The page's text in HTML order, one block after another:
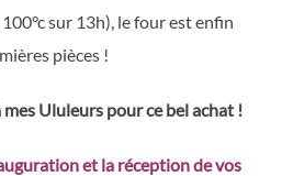
sur 13h), le four est enfin
pièces !
Ululeurs pour ce bel achat !
et la réception de vos